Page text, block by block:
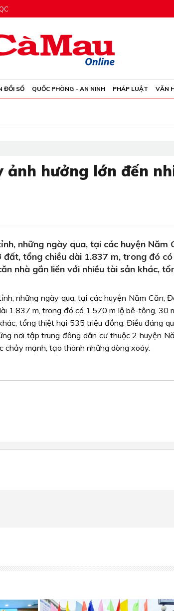
ĐỔI SỐ QUỐC PHÒNG - AN NINH PHÁP LUẬT VĂN
hưởng lớn đến
những ngày qua, tại các huyện Năm
tổng chiều dài 1.837 m, trong đó
nhà gắn liền với nhiều tài sản khác,
những ngày qua, tại các huyện Năm Căn,
1.837 m, trong đó có 1.570 m lộ bê-tông, 30
tổng thiệt hại 535 triệu đồng. Điều đáng
nơi tập trung đông dân cư thuộc 2 huyện
chảy mạnh, tạo thành những dòng xoáy.